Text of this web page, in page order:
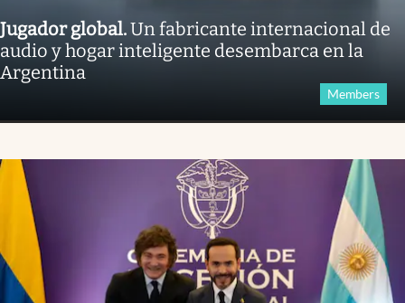
Jugador global.Un fabricante internacional de
audio y hogar inteligente desembarca en la
Argentina
Members